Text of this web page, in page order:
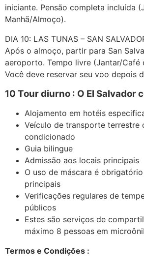
iniciante. Pensão completa incluída
Manhã/Almoço).
DIA 10: LAS TUNAS – SAN
Após o almoço, partir para San
aeroporto. Tempo livre (Jantar/Café
Você deve reservar seu voo depois
10 Tour diurno : O El Salvador
Alojamento em hotéis
Veículo de transporte terrestre
condicionado
Guia bilingue
Admissão aos locais principais
O uso de máscara é
principais
Verificações regulares de
públicos
Estes são serviços de
máximo 8 pessoas em
Termos e Condições :